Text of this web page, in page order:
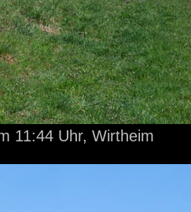
11:44 Uhr, Wirtheim